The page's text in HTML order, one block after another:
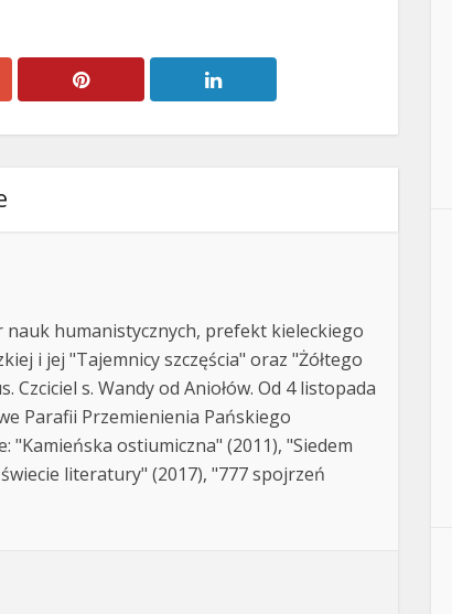
humanistycznych, prefekt kieleckiego
i jej "Tajemnicy szczęścia" oraz "Żółtego
Czciciel s. Wandy od Aniołów. Od 4 listopada
Parafii Przemienienia Pańskiego
"Kamieńska ostiumiczna" (2011), "Siedem
literatury" (2017), "777 spojrzeń